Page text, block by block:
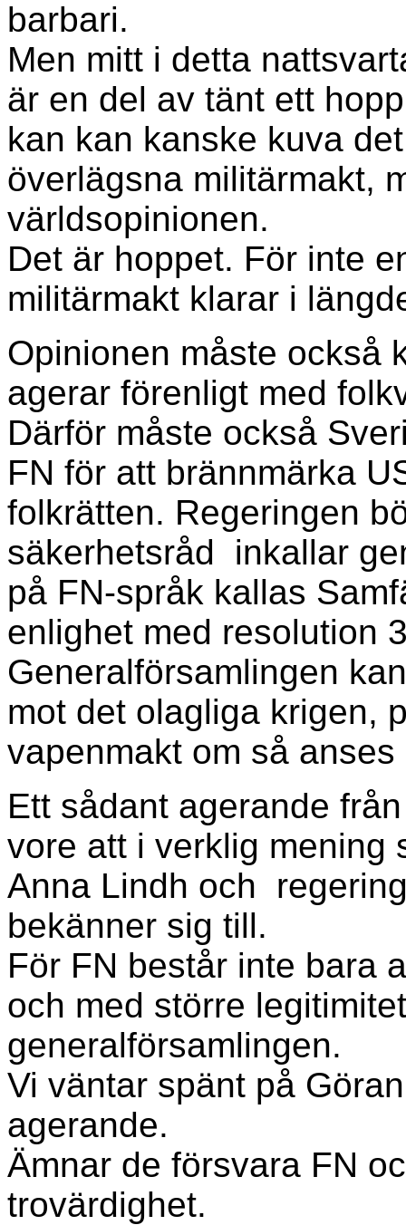
barbari.
Men mitt i detta
är en del av tänt ett
kan kan kanske kuva
överlägsna militärmakt,
världsopinionen.
Det är hoppet. För inte
militärmakt klarar i
Opinionen måste också
agerar förenligt med
Därför måste också
FN för att brännmärka
folkrätten. Regeringen
säkerhetsråd inkallar
på FN-språk kallas
enlighet med resolution
Generalförsamlingen
mot det olagliga krigen,
vapenmakt om så
Ett sådant agerande
vore att i verklig mening
Anna Lindh och
bekänner sig till.
För FN består inte bara
och med större
generalförsamlingen.
Vi väntar spänt på
agerande.
Ämnar de försvara FN
trovärdighet.